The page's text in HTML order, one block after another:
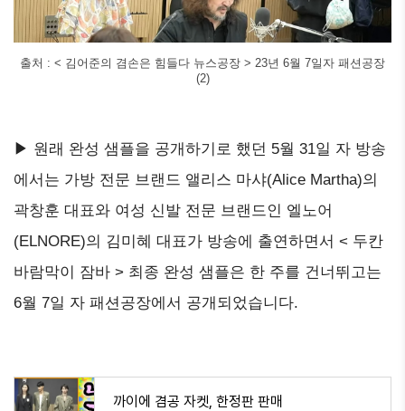
출처 : < 김어준의 겸손은 힘들다 뉴스공장 > 23년 6월 7일자 패션공장
(2)
▶ 원래 완성 샘플을 공개하기로 했던 5월 31일 자 방송
에서는 가방 전문 브랜드 앨리스 마샤(Alice Martha)의
곽창훈 대표와 여성 신발 전문 브랜드인 엘노어
(ELNORE)의 김미혜 대표가 방송에 출연하면서 < 두칸
바람막이 잠바 > 최종 완성 샘플은 한 주를 건너뛰고는
6월 7일 자 패션공장에서 공개되었습니다.
까이에 겸공 자켓, 한정판 판매